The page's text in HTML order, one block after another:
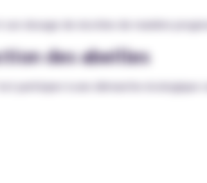
dosage de nicotine de manière
des abeilles
participer à une démarche écologique